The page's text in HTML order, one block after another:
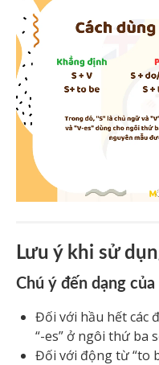
Lưu ý khi sử
Chú ý đến dạng
Đối với hầu hết các
“-es” ở ngôi thứ ba
Đối với động từ “to